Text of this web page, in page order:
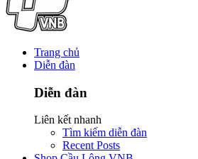
Trang chủ
Diễn đàn
Diễn đàn
Liên kết nhanh
Tìm kiếm diễn đàn
Recent Posts